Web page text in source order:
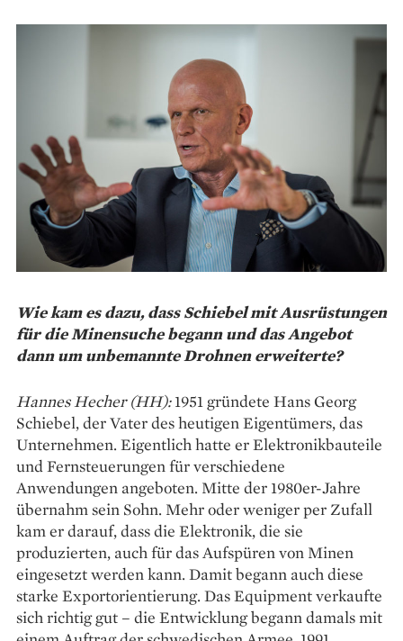
Wie kam es dazu, dass Schiebel mit Ausrüstungen
für die Minensuche begann und das Angebot
dann um unbemannte Drohnen erweiterte?
Hannes Hecher (HH):1951 gründete Hans Georg
Schiebel, der Vater des heutigen Eigentümers, das
Unternehmen. Eigentlich hatte er Elektronikbauteile
und Fernsteuerungen für verschiedene
Anwendungen angeboten. Mitte der 1980er-Jahre
übernahm sein Sohn. Mehr oder weniger per Zufall
kam er darauf, dass die ­Elektronik, die sie
produzierten, auch für das Aufspüren von Minen
eingesetzt ­werden kann. Damit begann auch diese
starke Exportorientierung. Das ­Equipment verkaufte
sich richtig gut – die Entwicklung begann damals mit